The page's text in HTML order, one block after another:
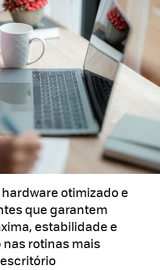
otimizado e
que garantem
estabilidade e
rotinas mais